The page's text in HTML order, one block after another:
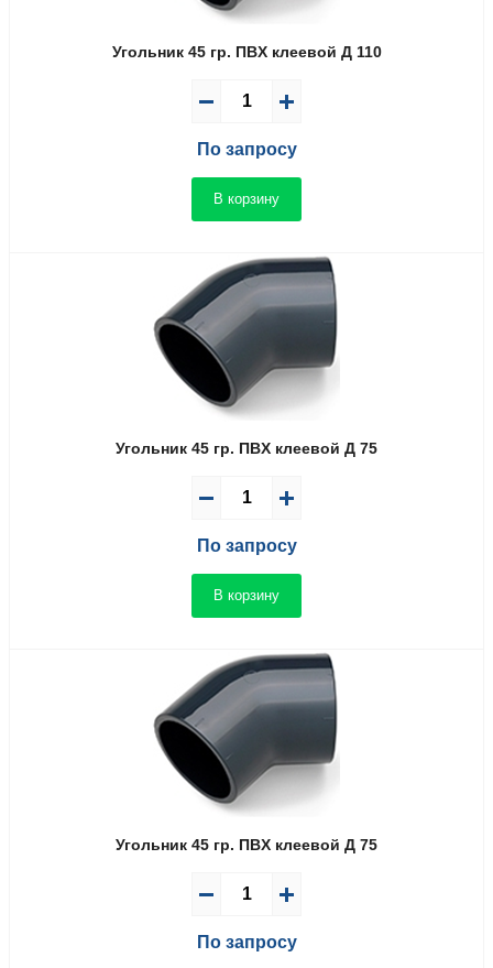
Угольник 45 гр. ПВX клеевой Д 110
По запросу
В корзину
Угольник 45 гр. ПВX клеевой Д 75
По запросу
В корзину
Угольник 45 гр. ПВX клеевой Д 75
По запросу